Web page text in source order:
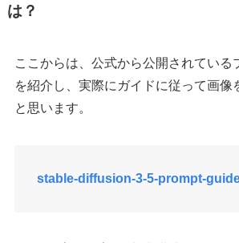
は？
ここからは、公式から公開されている
を紹介し、実際にガイドに従って画像
と思います。
stable-diffusion-3-5-prompt-